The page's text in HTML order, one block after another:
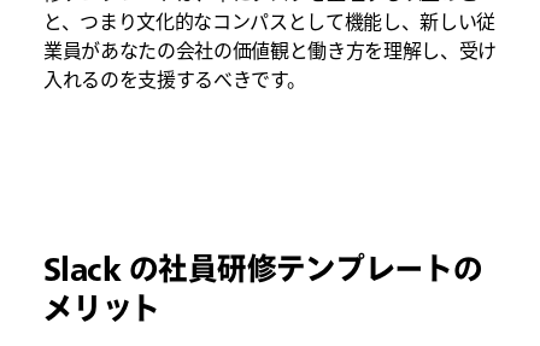
と、つまり文化的なコンパスとして機能し、新しい従
業員があなたの会社の価値観と働き方を理解し、受け
入れるのを支援するべきです。
Slack の社員研修テンプレートの
メリット